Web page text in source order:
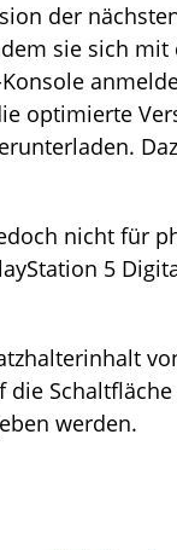
der
sie sich
optimierte
nicht für
5
die
werden.